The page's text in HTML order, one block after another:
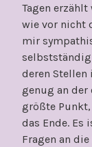
Tagen
wie vor nicht
mir
deren
genug an
größte
das Ende. Es
Fragen an